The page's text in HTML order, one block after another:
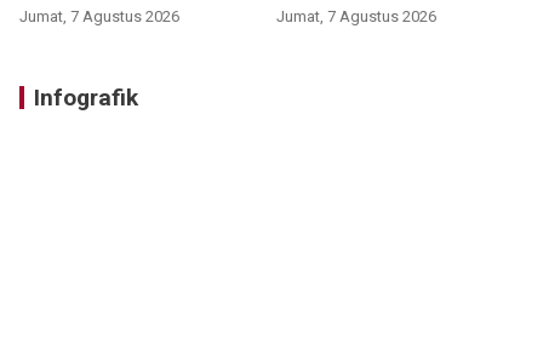
Jumat, 7 Agustus 2026 Jumat, 7 Agustus 2026
Infografik